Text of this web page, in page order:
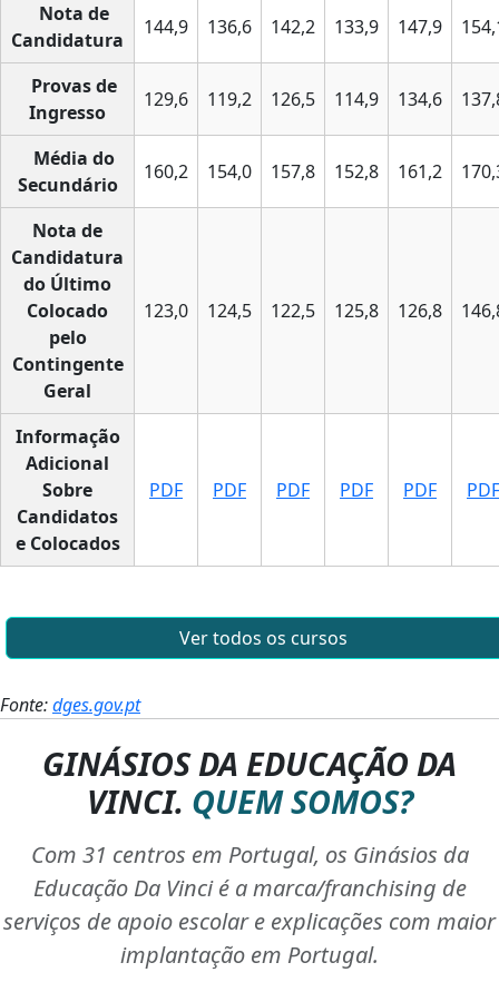
Nota de
Candidatura
144,9 136,6 142,2 133,9 147,9
Provas de
Ingresso
129,6 119,2 126,5 114,9 134,6
Média do
Secundário
160,2 154,0 157,8 152,8 161,2
Nota de
Candidatura
do Último
Colocado
pelo
Contingente
Geral
123,0 124,5 122,5 125,8 126,8
Informação
Adicional
Sobre
Candidatos
e Colocados
PDF PDF PDF PDF PDF PDF
Ver todos os cursos
Fonte:dges.gov.pt
GINÁSIOS DA EDUCAÇÃO DA
VINCI. QUEM SOMOS?
Com 31 centros em Portugal, os Ginásios da
Educação Da Vinci é a marca/franchising de
serviços de apoio escolar e explicações com maior
implantação em Portugal.